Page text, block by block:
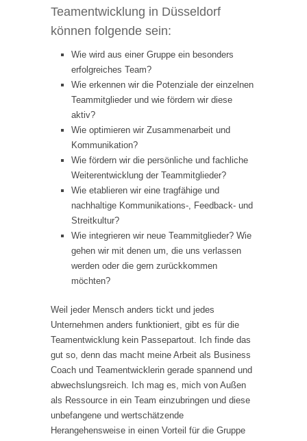
Teamentwicklung in Düsseldorf
können folgende sein:
Wie wird aus einer Gruppe ein besonders
erfolgreiches Team?
Wie erkennen wir die Potenziale der einzelnen
Teammitglieder und wie fördern wir diese
aktiv?
Wie optimieren wir Zusammenarbeit und
Kommunikation?
Wie fördern wir die persönliche und fachliche
Weiterentwicklung der Teammitglieder?
Wie etablieren wir eine tragfähige und
nachhaltige Kommunikations-, Feedback- und
Streitkultur?
Wie integrieren wir neue Teammitglieder? Wie
gehen wir mit denen um, die uns verlassen
werden oder die gern zurückkommen
möchten?
Weil jeder Mensch anders tickt und jedes
Unternehmen anders funktioniert, gibt es für die
Teamentwicklung kein Passepartout. Ich finde das
gut so, denn das macht meine Arbeit als Business
Coach und Teamentwicklerin gerade spannend und
abwechslungsreich. Ich mag es, mich von Außen
als Ressource in ein Team einzubringen und diese
unbefangene und wertschätzende
Herangehensweise in einen Vorteil für die Gruppe